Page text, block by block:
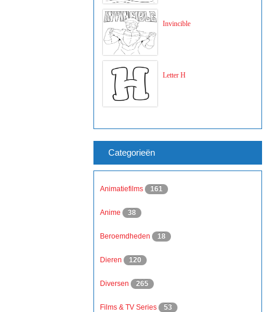
Invincible
Letter H
Categorieën
Animatiefilms 161
Anime 38
Beroemdheden 18
Dieren 120
Diversen 265
Films & TV Series 53